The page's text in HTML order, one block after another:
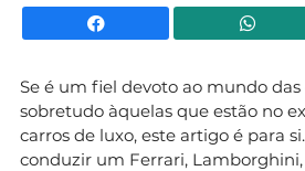
Facebook
Se é um fiel devoto ao mundo das
sobretudo àquelas que estão no
carros de luxo, este artigo é para
conduzir um Ferrari, Lamborghini,